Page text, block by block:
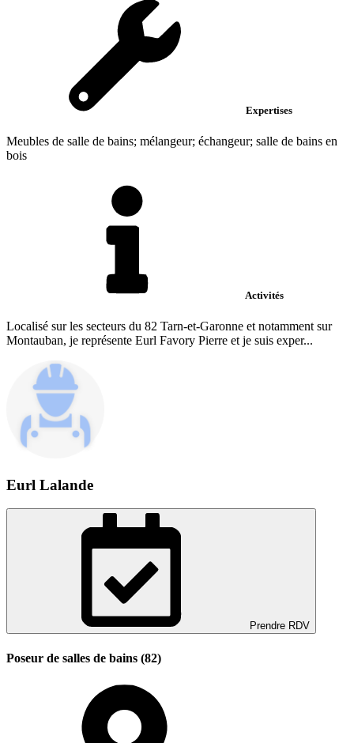
Expertises
Meubles de salle de bains; mélangeur; échangeur; salle de bains en
bois
Activités
Localisé sur les secteurs du 82 Tarn-et-Garonne et notamment sur
Montauban, je représente Eurl Favory Pierre et je suis exper...
Eurl Lalande
Prendre RDV
Poseur de salles de bains (82)